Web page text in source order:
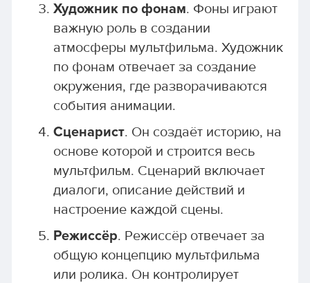
Художник по фонам. Фоны играют
важную роль в создании
атмосферы мультфильма. Художник
по фонам отвечает за создание
окружения, где разворачиваются
события анимации.
Сценарист. Он создаёт историю, на
основе которой и строится весь
мультфильм. Сценарий включает
диалоги, описание действий и
настроение каждой сцены.
Режиссёр. Режиссёр отвечает за
общую концепцию мультфильма
или ролика. Он контролирует